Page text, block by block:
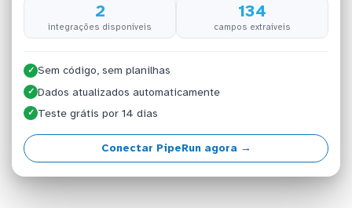
2
integrações disponíveis
134
campos extraíveis
✓ Sem código, sem planilhas
✓ Dados atualizados automaticamente
✓ Teste grátis por 14 dias
Conectar PipeRun agora →